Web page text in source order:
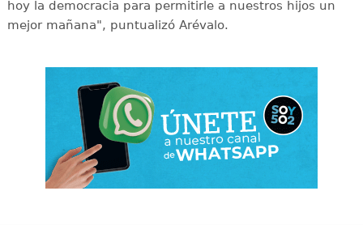
hoy la democracia para permitirle a nuestros hijos un
mejor mañana", puntualizó Arévalo.